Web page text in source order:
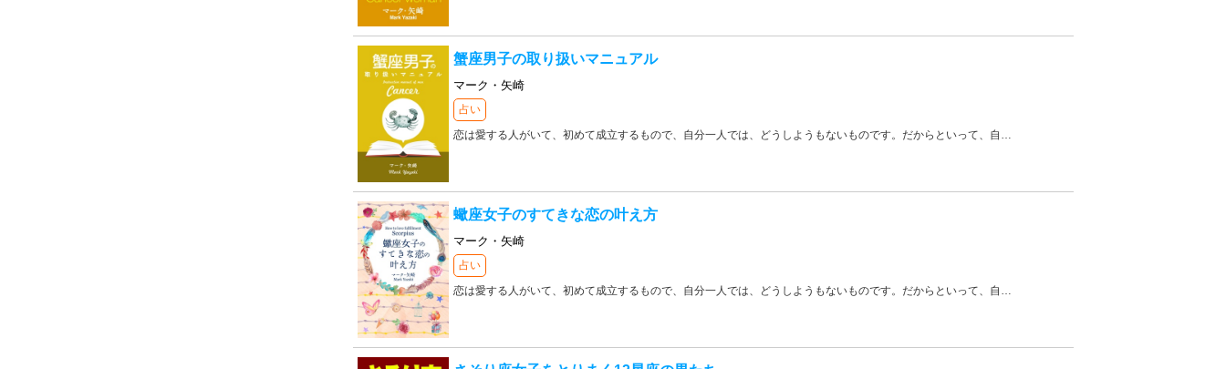
蟹座男子の取り扱いマニュアル
マーク・矢崎
占い
恋は愛する人がいて、初めて成立するもので、自分一人では、どうしようもないものです。だからといって、自 …
蠍座女子のすてきな恋の叶え方
マーク・矢崎
占い
恋は愛する人がいて、初めて成立するもので、自分一人では、どうしようもないものです。だからといって、自 …